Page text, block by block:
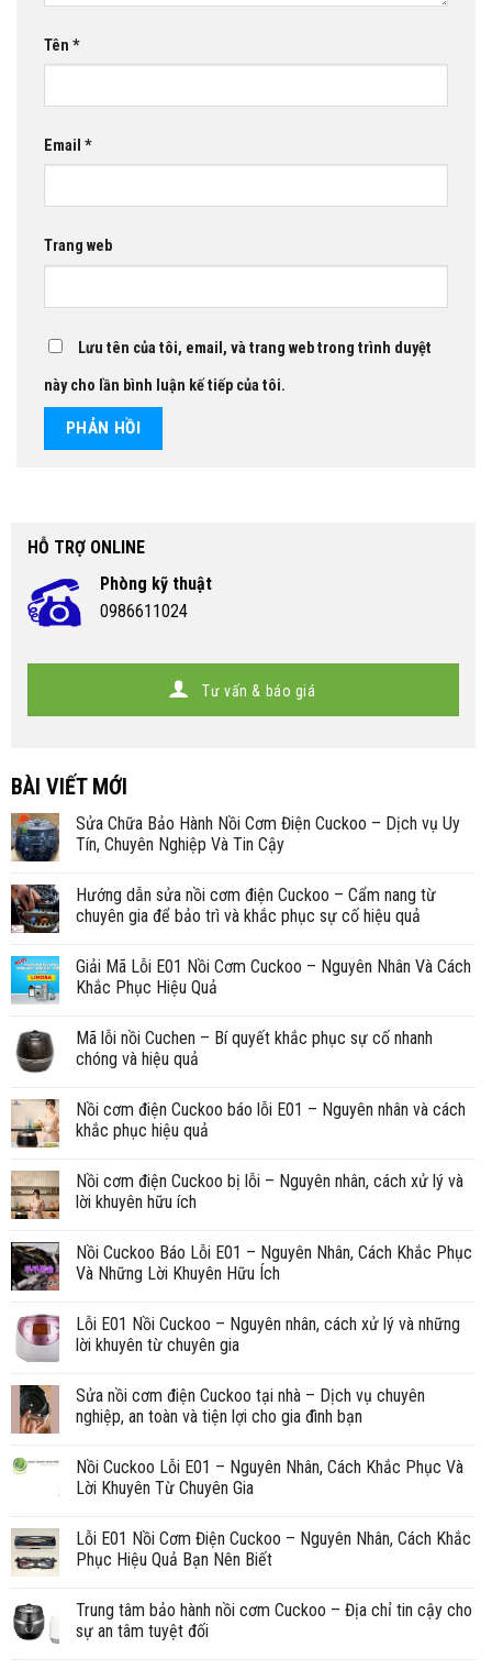
Tên *
Email *
Trang web
Lưu tên của tôi, email, và trang web trong trình duyệt
này cho lần bình luận kế tiếp của tôi.
HỖ TRỢ ONLINE
Phòng kỹ thuật
0986611024
Tư vấn & báo giá
BÀI VIẾT MỚI
Sửa Chữa Bảo Hành Nồi Cơm Điện Cuckoo – Dịch vụ Uy
Tín, Chuyên Nghiệp Và Tin Cậy
Hướng dẫn sửa nồi cơm điện Cuckoo – Cẩm nang từ
chuyên gia để bảo trì và khắc phục sự cố hiệu quả
Giải Mã Lỗi E01 Nồi Cơm Cuckoo – Nguyên Nhân Và Cách
Khắc Phục Hiệu Quả
Mã lỗi nồi Cuchen – Bí quyết khắc phục sự cố nhanh
chóng và hiệu quả
Nồi cơm điện Cuckoo báo lỗi E01 – Nguyên nhân và cách
khắc phục hiệu quả
Nồi cơm điện Cuckoo bị lỗi – Nguyên nhân, cách xử lý và
lời khuyên hữu ích
Nồi Cuckoo Báo Lỗi E01 – Nguyên Nhân, Cách Khắc Phục
Và Những Lời Khuyên Hữu Ích
Lỗi E01 Nồi Cuckoo – Nguyên nhân, cách xử lý và những
lời khuyên từ chuyên gia
Sửa nồi cơm điện Cuckoo tại nhà – Dịch vụ chuyên
nghiệp, an toàn và tiện lợi cho gia đình bạn
Nồi Cuckoo Lỗi E01 – Nguyên Nhân, Cách Khắc Phục Và
Lời Khuyên Từ Chuyên Gia
Lỗi E01 Nồi Cơm Điện Cuckoo – Nguyên Nhân, Cách Khắc
Phục Hiệu Quả Bạn Nên Biết
Trung tâm bảo hành nồi cơm Cuckoo – Địa chỉ tin cậy cho
sự an tâm tuyệt đối